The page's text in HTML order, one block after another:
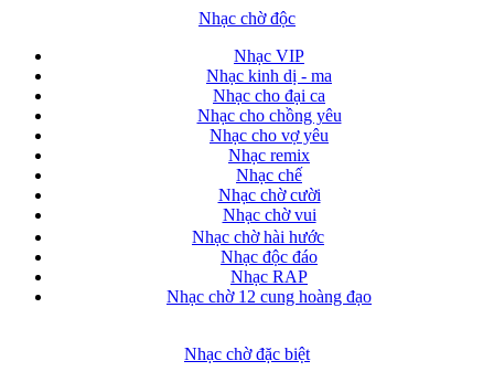
Nhạc chờ độc
Nhạc VIP
Nhạc kinh dị - ma
Nhạc cho đại ca
Nhạc cho chồng yêu
Nhạc cho vợ yêu
Nhạc remix
Nhạc chế
Nhạc chờ cười
Nhạc chờ vui
Nhạc chờ hài hước
Nhạc độc đáo
Nhạc RAP
Nhạc chờ 12 cung hoàng đạo
Nhạc chờ đặc biệt